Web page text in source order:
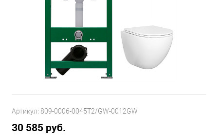
Артикул: 809-0006-0045T2/GW-0012GW
30 585 руб.